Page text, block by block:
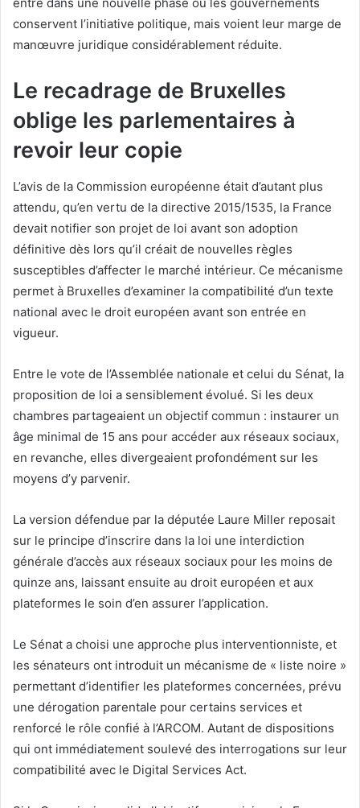
conservent l’initiative politique, mais voient leur marge de
manœuvre juridique considérablement réduite.
Le recadrage de Bruxelles
oblige les parlementaires à
revoir leur copie
L’avis de la Commission européenne était d’autant plus
attendu, qu’en vertu de la directive 2015/1535, la France
devait notifier son projet de loi avant son adoption
définitive dès lors qu’il créait de nouvelles règles
susceptibles d’affecter le marché intérieur. Ce mécanisme
permet à Bruxelles d’examiner la compatibilité d’un texte
national avec le droit européen avant son entrée en
vigueur.
Entre le vote de l’Assemblée nationale et celui du Sénat, la
proposition de loi a sensiblement évolué. Si les deux
chambres partageaient un objectif commun : instaurer un
âge minimal de 15 ans pour accéder aux réseaux sociaux,
en revanche, elles divergeaient profondément sur les
moyens d’y parvenir.
La version défendue par la députée Laure Miller reposait
sur le principe d’inscrire dans la loi une interdiction
générale d’accès aux réseaux sociaux pour les moins de
quinze ans, laissant ensuite au droit européen et aux
plateformes le soin d’en assurer l’application.
Le Sénat a choisi une approche plus interventionniste, et
les sénateurs ont introduit un mécanisme de « liste noire »
permettant d’identifier les plateformes concernées, prévu
une dérogation parentale pour certains services et
renforcé le rôle confié à l’ARCOM. Autant de dispositions
qui ont immédiatement soulevé des interrogations sur leur
compatibilité avec le Digital Services Act.